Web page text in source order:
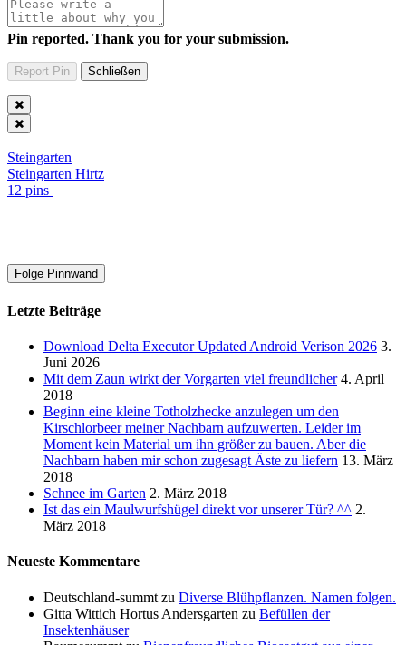
Pin reported. Thank you for your submission.
Steingarten
Steingarten Hirtz
12 pins
Folge Pinnwand
Letzte Beiträge
Download Delta Executor Updated Android Verison 2026 3.
Juni 2026
Mit dem Zaun wirkt der Vorgarten viel freundlicher 4. April
2018
Beginn eine kleine Totholzhecke anzulegen um den
Kirschlorbeer meiner Nachbarn aufzuwerten. Leider im
Moment kein Material um ihn größer zu bauen. Aber die
Nachbarn haben mir schon zugesagt Äste zu liefern 13. März
2018
Schnee im Garten 2. März 2018
Ist das ein Maulwurfshügel direkt vor unserer Tür? ^^ 2.
März 2018
Neueste Kommentare
Deutschland-summt zu Diverse Blühpflanzen. Namen folgen.
Gitta Wittich Hortus Andersgarten zu Befüllen der
Insektenhäuser